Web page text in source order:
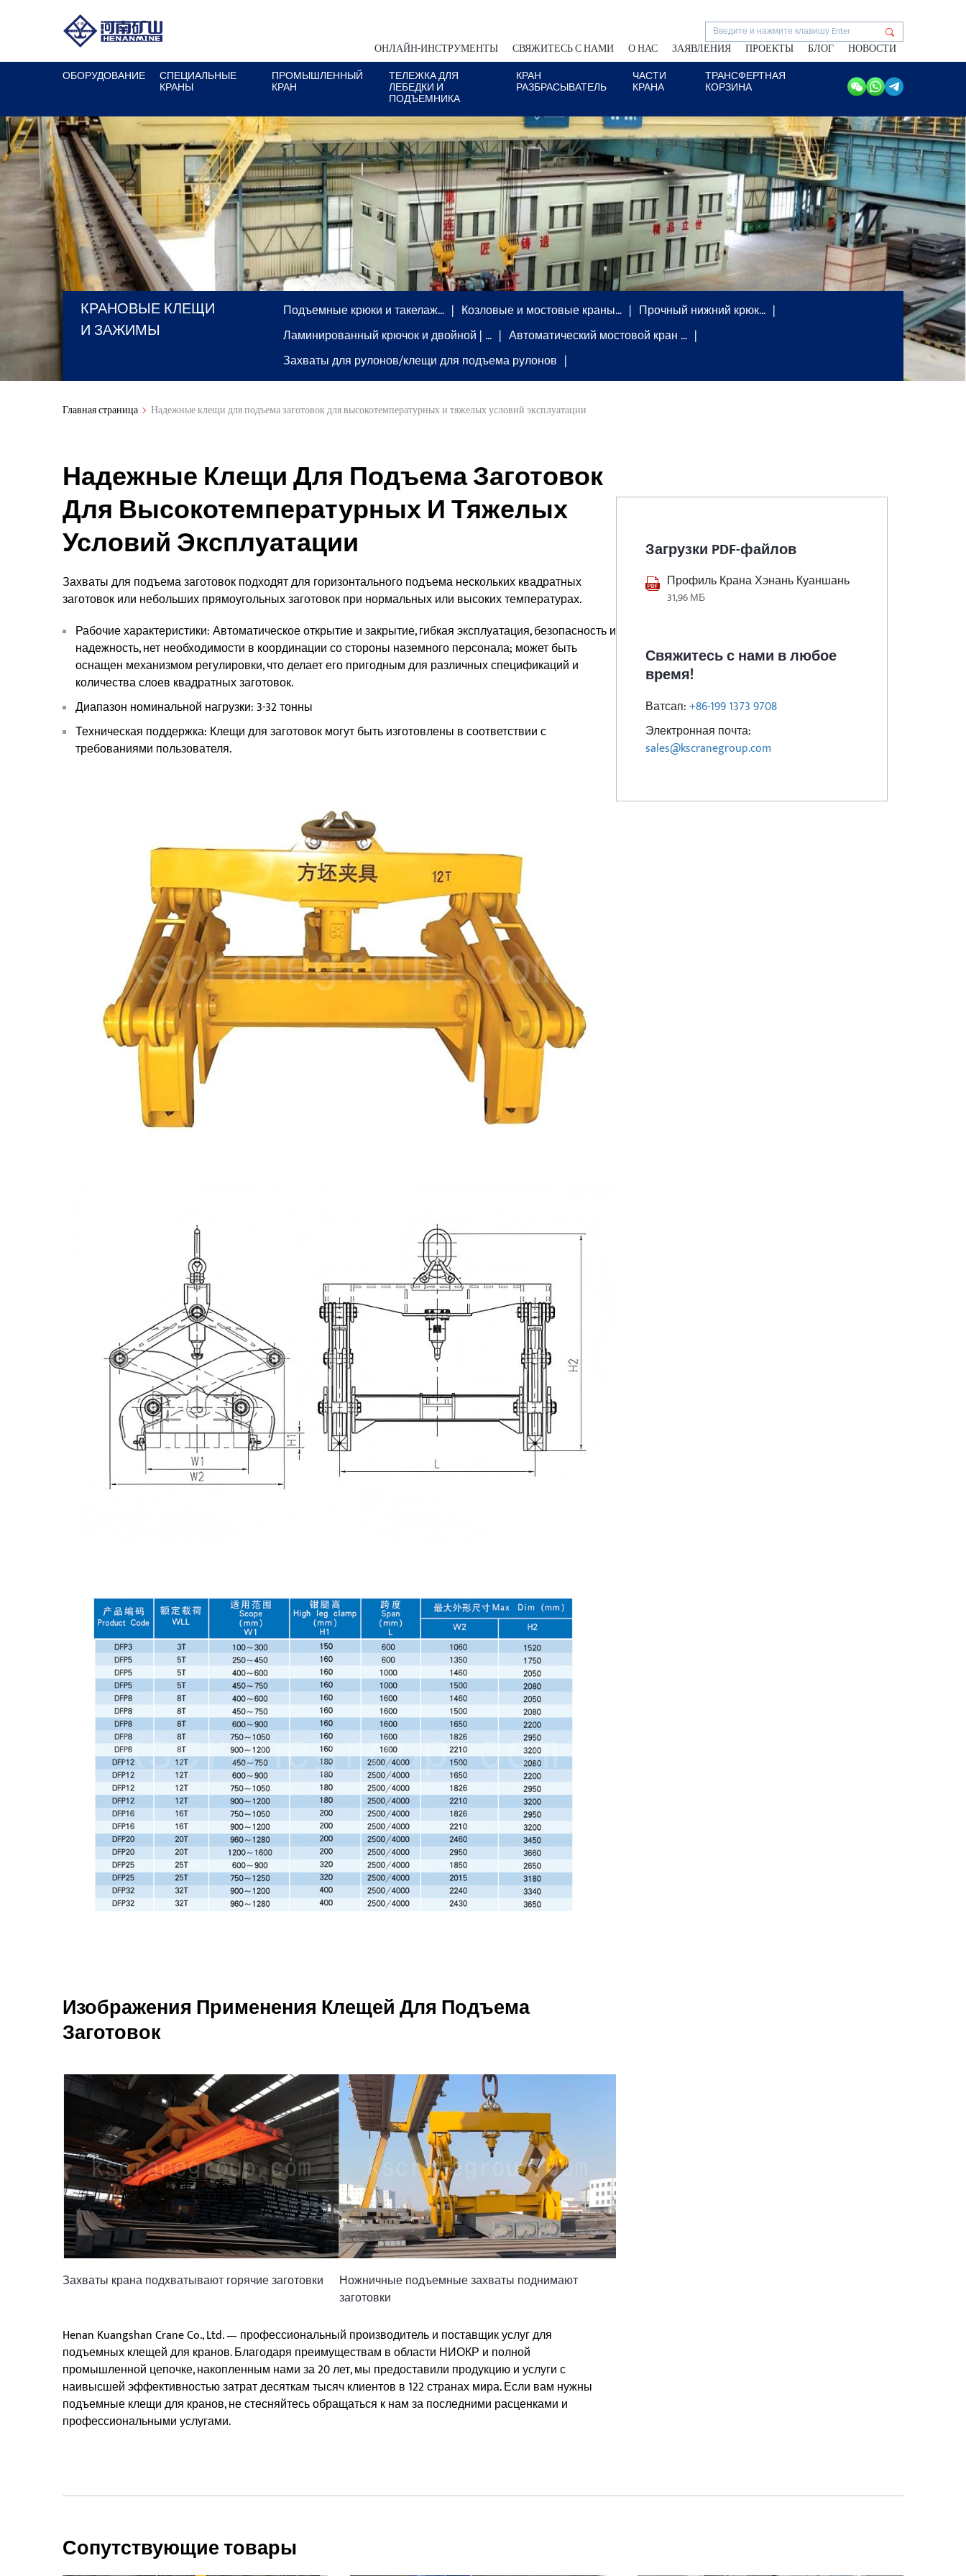
ОНЛАЙН-ИНСТРУМЕНТЫ СВЯЖИТЕСЬ С НАМИ О НАС ЗАЯВЛЕНИЯ ПРОЕКТЫ БЛОГ
НОВОСТИ
ОБОРУДОВАНИЕ
СПЕЦИАЛЬНЫЕ
КРАНЫ
ПРОМЫШЛЕННЫЙ
КРАН
ТЕЛЕЖКА ДЛЯ
ЛЕБЕДКИ И
ПОДЪЕМНИКА
КРАН
РАЗБРАСЫВАТЕЛЬ
ЧАСТИ
КРАНА
ТРАНСФЕРТНАЯ
КОРЗИНА
КРАНОВЫЕ КЛЕЩИ
И ЗАЖИМЫ
Подъемные крюки и такелаж… Козловые и мостовые краны…
Прочный нижний крюк…
Ламинированный крючок и двойной | …
Автоматический мостовой кран …
Захваты для рулонов/клещи для подъема рулонов
Главная страница Надежные клещи для подъема заготовок для высокотемпературных и тяжелых условий эксплуатации
Надежные Клещи Для Подъема Заготовок
Для Высокотемпературных И Тяжелых
Условий Эксплуатации
Захваты для подъема заготовок подходят для горизонтального подъема нескольких квадратных
заготовок или небольших прямоугольных заготовок при нормальных или высоких температурах.
Рабочие характеристики: Автоматическое открытие и закрытие, гибкая эксплуатация, безопасность и
надежность, нет необходимости в координации со стороны наземного персонала; может быть
оснащен механизмом регулировки, что делает его пригодным для различных спецификаций и
количества слоев квадратных заготовок.
Диапазон номинальной нагрузки: 3-32 тонны
Техническая поддержка: Клещи для заготовок могут быть изготовлены в соответствии с
требованиями пользователя.
Изображения Применения Клещей Для Подъема
Заготовок
Захваты крана подхватывают горячие заготовки
Ножничные подъемные захваты поднимают
заготовки
Henan Kuangshan Crane Co., Ltd. — профессиональный производитель и поставщик услуг для
подъемных клещей для кранов. Благодаря преимуществам в области НИОКР и полной
промышленной цепочке, накопленным нами за 20 лет, мы предоставили продукцию и услуги с
наивысшей эффективностью затрат десяткам тысяч клиентов в 122 странах мира. Если вам нужны
подъемные клещи для кранов, не стесняйтесь обращаться к нам за последними расценками и
профессиональными услугами.
Загрузки PDF-файлов
Профиль Крана Хэнань Куаншань
31,96 МБ
Свяжитесь с нами в любое
время!
Ватсап:+86-199 1373 9708
Электронная почта:
sales@kscranegroup.com
Сопутствующие товары